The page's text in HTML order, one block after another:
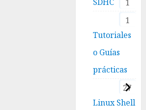
1
1
Tutoriales
o Guías
prácticas
27
Linux Shell